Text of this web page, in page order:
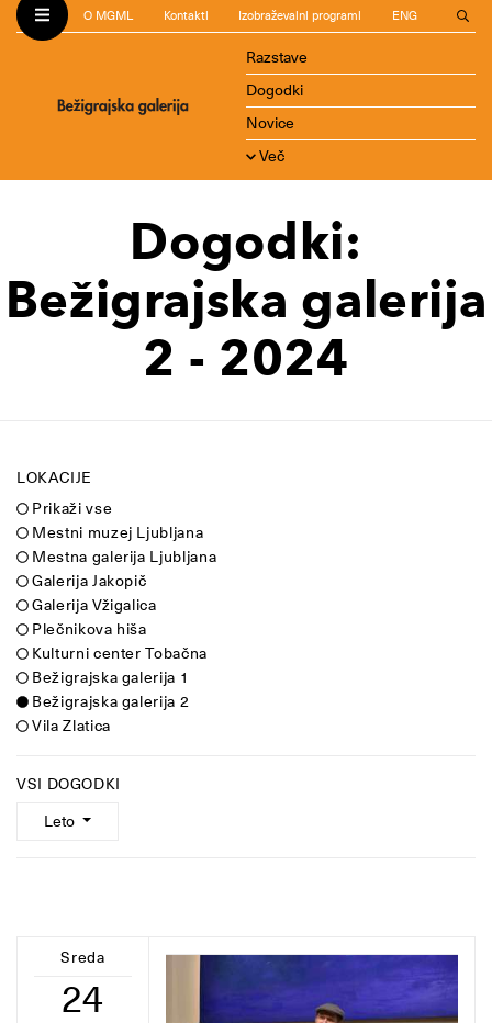
O MGML Kontakti Izobraževalni programi ENG
Razstave
Dogodki
Novice
Več
Dogodki:
Bežigrajska galerija
2 - 2024
LOKACIJE
Prikaži vse
Mestni muzej Ljubljana
Mestna galerija Ljubljana
Galerija Jakopič
Galerija Vžigalica
Plečnikova hiša
Kulturni center Tobačna
Bežigrajska galerija 1
Bežigrajska galerija 2
Vila Zlatica
VSI DOGODKI
Leto
Sreda
24